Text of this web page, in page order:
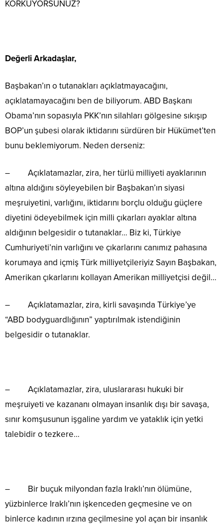
KORKUYORSUNUZ?
Değerli Arkadaşlar,
Başbakan’ın o tutanakları açıklatmayacağını,
açıklatamayacağını ben de biliyorum. ABD Başkanı
Obama’nın sopasıyla PKK’nın silahları gölgesine sıkışıp
BOP’un şubesi olarak iktidarını sürdüren bir Hükümet’ten
bunu beklemiyorum. Neden derseniz:
– Açıklatamazlar, zira, her türlü milliyeti ayaklarının
altına aldığını söyleyebilen bir Başbakan’ın siyasi
meşruiyetini, varlığını, iktidarını borçlu olduğu güçlere
diyetini ödeyebilmek için milli çıkarları ayaklar altına
aldığının belgesidir o tutanaklar… Biz ki, Türkiye
Cumhuriyeti’nin varlığını ve çıkarlarını canımız pahasına
korumaya and içmiş Türk milliyetçileriyiz Sayın Başbakan,
Amerikan çıkarlarını kollayan Amerikan milliyetçisi değil…
– Açıklatamazlar, zira, kirli savaşında Türkiye’ye
“ABD bodyguardlığının” yaptırılmak istendiğinin
belgesidir o tutanaklar.
– Açıklatamazlar, zira, uluslararası hukuki bir
meşruiyeti ve kazananı olmayan insanlık dışı bir savaşa,
sınır komşusunun işgaline yardım ve yataklık için yetki
talebidir o tezkere…
– Bir buçuk milyondan fazla Iraklı’nın ölümüne,
yüzbinlerce Iraklı’nın işkenceden geçmesine ve on
binlerce kadının ırzına geçilmesine yol açan bir insanlık